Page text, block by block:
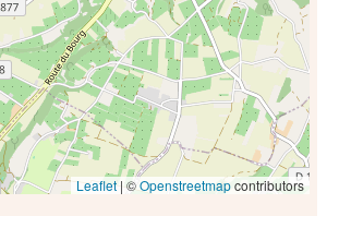
Leaflet| ©Openstreetmapcontributors